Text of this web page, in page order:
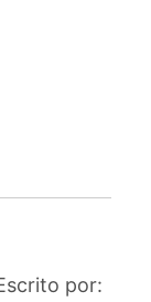
por: